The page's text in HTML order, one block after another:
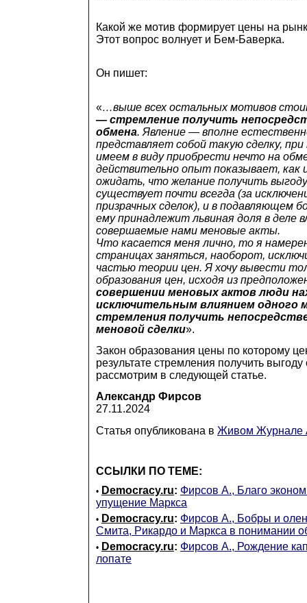
Какой же мотив формирует цены на
Этот вопрос волнует и Бем-Баверка.
Он пишет:
«…выше всех остальных мотивов
— стремление получить
обмена. Явление — вполне
представляет собой такую сделку,
имеем в виду приобрести нечто на
действительно опыт показывает, как
ожидать, что желание получить
существует почти всегда (за
призрачных сделок), и в подавляющем
ему принадлежит львиная доля в деле
совершаемые нами меновые акты.
Что касается меня лично, то я
страницах заняться, наоборот,
частью теории цен. Я хочу вывести
образования цен, исходя из
совершении меновых актов люди
исключительным влиянием одного
стремления получить
меновой сделки».
Закон образования цены по которому
результате стремления получить
рассмотрим в следующей статье.
Александр Фирсов
27.11.2024
Статья опубликована в Живом Журнале
ССЫЛКИ ПО ТЕМЕ:
• Democracy.ru: Фирсов А., Благо
упущение Маркса
• Democracy.ru: Фирсов А., Бобры и
Смита, Рикардо и Маркса в понимании
• Democracy.ru: Фирсов А., Рождение
лопате